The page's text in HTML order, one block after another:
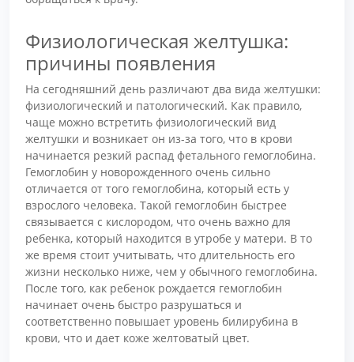
Физиологическая желтушка:
причины появления
На сегодняшний день различают два вида желтушки:
физиологический и патологический. Как правило,
чаще можно встретить физиологический вид
желтушки и возникает он из-за того, что в крови
начинается резкий распад фетального гемоглобина.
Гемоглобин у новорожденного очень сильно
отличается от того гемоглобина, который есть у
взрослого человека. Такой гемоглобин быстрее
связывается с кислородом, что очень важно для
ребенка, который находится в утробе у матери. В то
же время стоит учитывать, что длительность его
жизни несколько ниже, чем у обычного гемоглобина.
После того, как ребенок рождается гемоглобин
начинает очень быстро разрушаться и
соответственно повышает уровень билирубина в
крови, что и дает коже желтоватый цвет.